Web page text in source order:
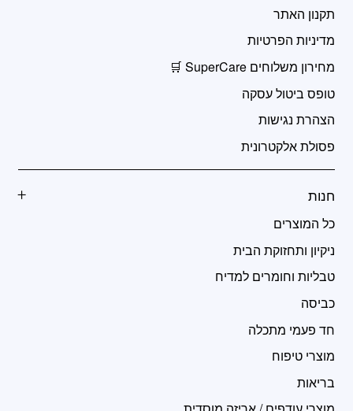
תקנון האתר
מדיניות הפרטיות
מחירון משלוחים SuperCare 🛒
טופס ביטול עסקה
הצהרת נגישות
פסולת אלקטרונית
חנות
כל המוצרים
ניקיון ותחזוקת הבית
טבליות וחומרים למדיח
כביסה
חד פעמי מתכלה
מוצרי טיפוח
בריאות